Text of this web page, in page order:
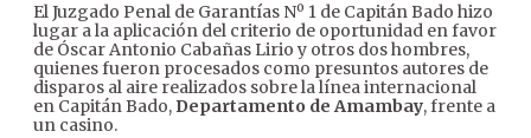
El Juzgado Penal de Garantías Nº 1 de Capitán Bado hizo
lugar a la aplicación del criterio de oportunidad en favor
de Óscar Antonio Cabañas Lirio y otros dos hombres,
quienes fueron procesados como presuntos autores de
disparos al aire realizados sobre la línea internacional
en Capitán Bado, Departamento de Amambay, frente a
un casino.